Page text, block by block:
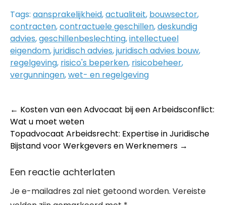
Tags: aansprakelijkheid,actualiteit, bouwsector,
contracten,contractuele geschillen,deskundig
advies,geschillenbeslechting,intellectueel
eigendom,juridisch advies,juridisch advies bouw,
regelgeving, risico's beperken, risicobeheer,
vergunningen,wet- en regelgeving
Post
navigation
← Kosten van een Advocaat bij een Arbeidsconflict:
Wat u moet weten
Topadvocaat Arbeidsrecht: Expertise in Juridische
Bijstand voor Werkgevers en Werknemers →
Een reactie achterlaten
Je e-mailadres zal niet getoond worden. Vereiste